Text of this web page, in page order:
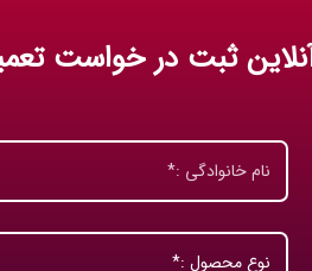
ثبت در خواست